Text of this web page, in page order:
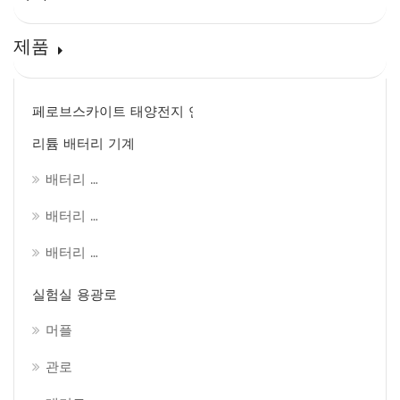
제품
페로브스카이트 태양전지 연구장비 라인
리튬 배터리 기계
배터리 연구실 조립 공장
배터리 팩 조립공장
배터리 제조라인
실험실 용광로
머플
관로